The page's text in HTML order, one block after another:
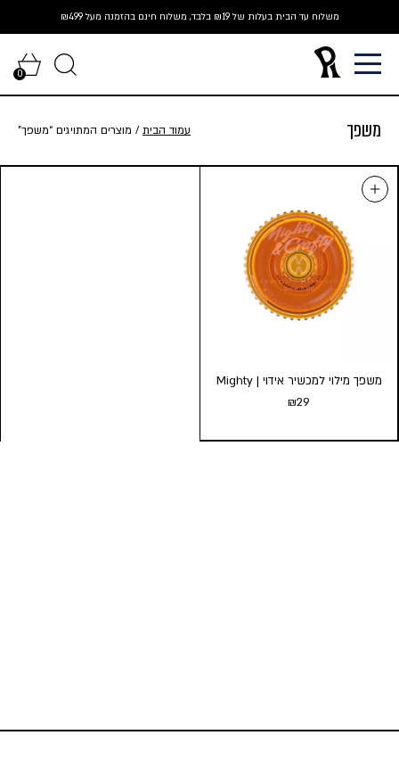
to
content
משלוח עד הבית בעלות של ₪19 בלבד, משלוח חינם בהזמנה מעל ₪499
0
משפך עמוד הבית/ מוצרים המתויגים “משפך”
משפך מילוי למכשיר אידוי | Mighty
₪29